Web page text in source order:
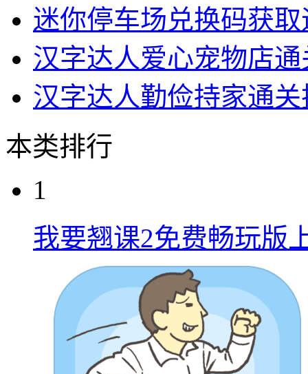
迷你停车场兑换码获
汉字达人爱心宠物店
汉字达人勤俭持家通关
本类排行
1
我要翘课2免费畅玩版